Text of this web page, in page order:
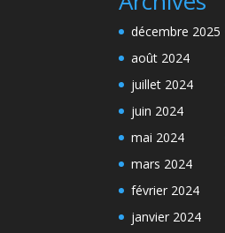
décembre 2025
août 2024
juillet 2024
juin 2024
mai 2024
mars 2024
février 2024
janvier 2024